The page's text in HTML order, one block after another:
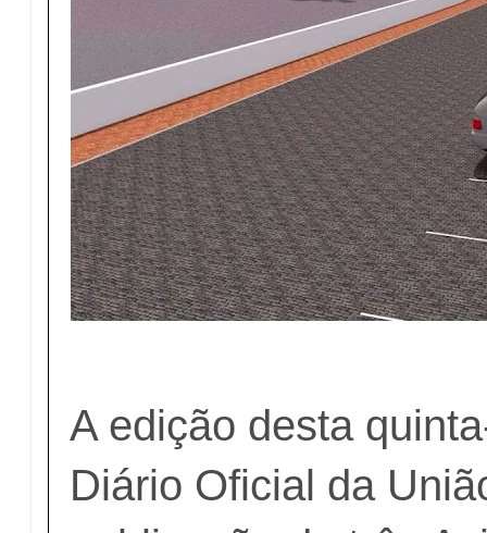
A edição desta
Diário Oficial da